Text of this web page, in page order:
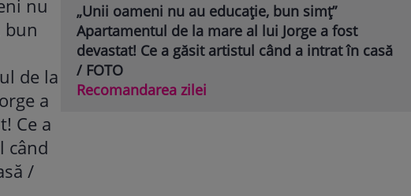
„Unii oameni nu au educație, bun simț”
Apartamentul de la mare al lui Jorge a fost
devastat! Ce a găsit artistul când a intrat în casă
/ FOTO
Recomandarea zilei